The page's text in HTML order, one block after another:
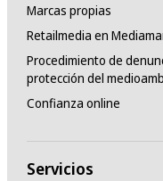
Marcas propias
Retailmedia en
Procedimiento de
protección del
Confianza online
Servicios